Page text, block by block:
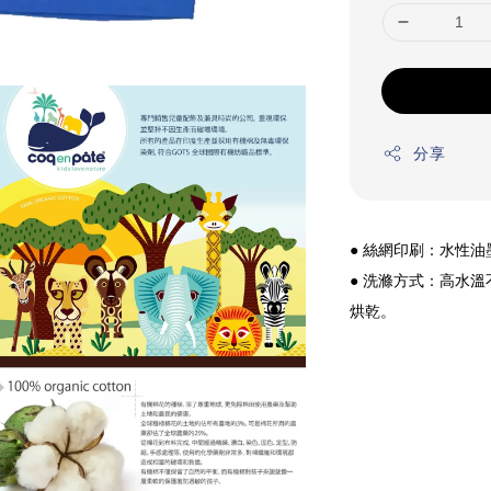
分享
● 絲網印刷：水性
● 洗滌方式：高水
烘乾。